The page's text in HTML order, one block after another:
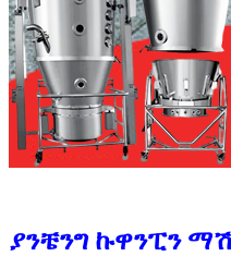
ያንቼንግ ኩዋንፒን